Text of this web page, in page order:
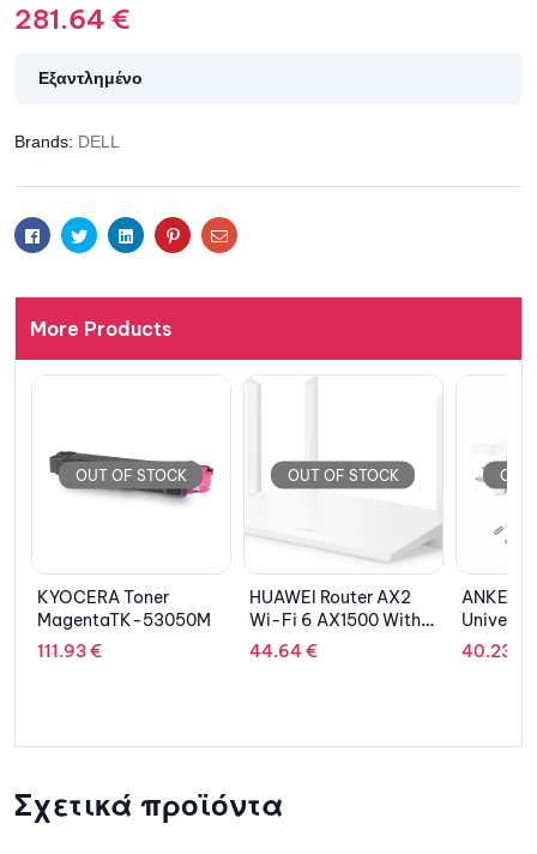
281.64 €
Εξαντλημένο
Brands: DELL
FacebookTwitterLinkedinPinterestEmail
More Products
OUT OF STOCK
HUAWEI Router AX2
Wi-Fi 6 AX1500 With
Mesh White
44.64€
OUT OF STOCK
ANKER Wall Charger
Universal Powerport III
1xUSB-C 65W
40.23€
OUT
EPSON
200.58
Σχετικά προϊόντα